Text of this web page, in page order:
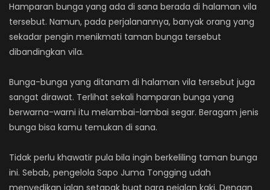
Hamparan bunga yang ada di sana berada di halaman vila
tersebut. Namun, pada perjalanannya, banyak orang yang
sekadar pengin menikmati taman bunga tersebut
dibandingkan vila.
Bunga-bunga yang ditanam di halaman vila tersebut juga
sangat dirawat. Terlihat sekali hamparan bunga yang
berwarna-warni itu melambai-lambai segar. Beragam jenis
bunga bisa kamu temukan di sana.
Tidak perlu khawatir pula bila ingin berkeliling taman bunga
ini. Sebab, pengelola Sapo Juma Tongging udah
menyedikan jalan setapak buat para pejalan kaki. Dengan